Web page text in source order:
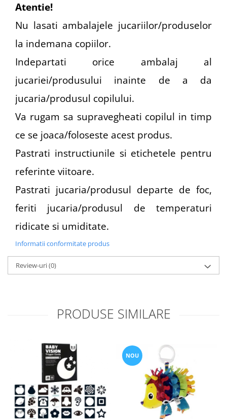
Atentie!
Nu lasati ambalajele jucariilor/produselor
la indemana copiilor.
Indepartati orice ambalaj al
jucariei/produsului inainte de a da
jucaria/produsul copilului.
Va rugam sa supravegheati copilul in timp
ce se joaca/foloseste acest produs.
Pastrati instructiunile si etichetele pentru
referinte viitoare.
Pastrati jucaria/produsul departe de foc,
feriti jucaria/produsul de temperaturi
ridicate si umiditate.
Informatii conformitate produs
Review-uri(0)
PRODUSE SIMILARE
NOU